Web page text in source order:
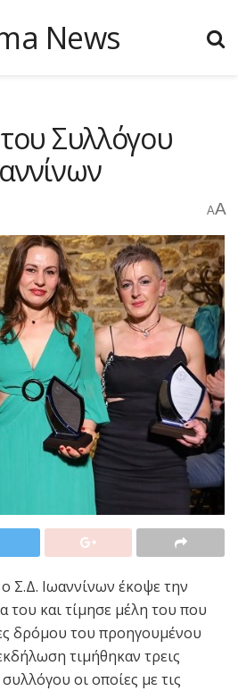
Συλλόγου
AA
Σ.Δ. Ιωαννίνων έκοψε την
του και τίμησε μέλη του που
δρόμου του προηγουμένου
τιμήθηκαν τρεις
οι οποίες με τις